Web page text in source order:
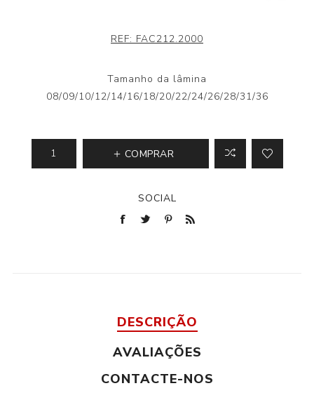
REF: FAC212.2000
Tamanho da lâmina
08/09/10/12/14/16/18/20/22/24/26/28/31/36
COMPRAR
SOCIAL
DESCRIÇÃO
AVALIAÇÕES
CONTACTE-NOS